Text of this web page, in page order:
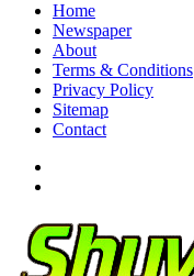
Home
Newspaper
About
Terms & Conditions
Privacy Policy
Sitemap
Contact